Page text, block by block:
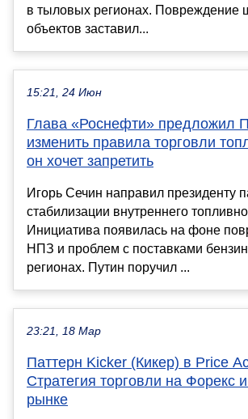
в тыловых регионах. Повреждение
объектов заставил...
15:21, 24 Июн
Глава «Роснефти» предложил
изменить правила торговли
он хочет запретить
Игорь Сечин направил президенту
стабилизации внутреннего
Инициатива появилась на фоне
НПЗ и проблем с поставками
регионах. Путин поручил ...
23:21, 18 Мар
Паттерн Kicker (Кикер) в Price
Стратегия торговли на Форекс
рынке